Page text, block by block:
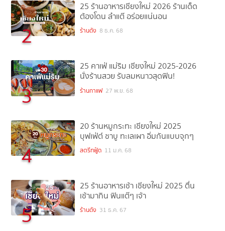
2
25 ร้านอาหารเชียงใหม่ 2026 ร้านเด็ด
ต้องโดน ลำแต๊ อร่อยแน่นอน
ร้านดัง 8 ธ.ค. 68
3
25 คาเฟ่ แม่ริม เชียงใหม่ 2025-2026
นั่งร้านสวย รับลมหนาวสุดฟิน!
ร้านกาแฟ 27 พ.ย. 68
4
20 ร้านหมูกระทะ เชียงใหม่ 2025
บุฟเฟ่ต์ ชาบู ทะเลเผา อิ่มกันแบบจุกๆ
สตรีทฟู้ด 11 ม.ค. 68
5
25 ร้านอาหารเช้า เชียงใหม่ 2025 ตื่น
เช้ามากิน ฟินแต๊ๆ เจ้า
ร้านดัง 31 ธ.ค. 67